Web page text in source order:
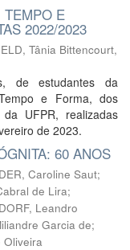
TEMPO E
2022/2023
Tânia Bittencourt,
de estudantes da
e Forma, dos
UFPR, realizadas
de 2023.
60 ANOS
Caroline Saut;
de Lira;
Leandro
Garcia de;
Oliveira